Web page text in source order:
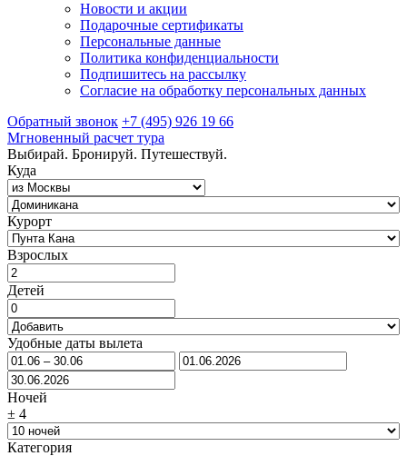
Новости и акции
Подарочные сертификаты
Персональные данные
Политика конфиденциальности
Подпишитесь на рассылку
Согласие на обработку персональных данных
Обратный звонок +7 (495) 926 19 66
Мгновенный расчет тура
Выбирай. Бронируй. Путешествуй.
Куда
Курорт
Взрослых
Детей
Удобные даты вылета
Ночей
± 4
Категория